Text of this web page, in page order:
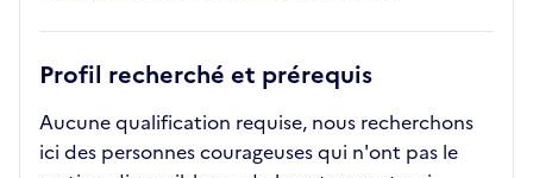
Profil recherché et prérequis
Aucune qualification requise, nous recherchons
ici des personnes courageuses qui n'ont pas le